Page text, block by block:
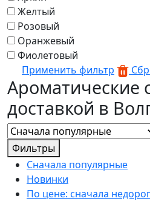
Желтый
Розовый
Оранжевый
Фиолетовый
Применить фильтр
Ароматические
доставкой в
Фильтры
Сначала популярные
Новинки
По цене: сначала